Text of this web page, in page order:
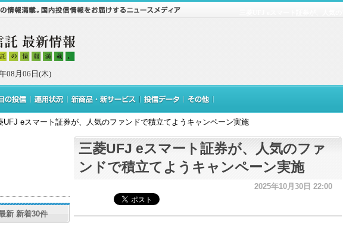
08月06日(木)
UFJ eスマート証券が、人気のファンドで積立てようキャンペーン実施
新 新着30件
三菱UFJ eスマート証券が、人気のファ
ンドで積立てようキャンペーン実施
2025年10月30日 22:00